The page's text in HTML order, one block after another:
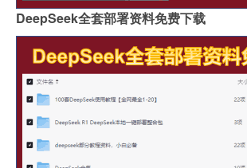
DeepSeek全套部署资料免费下载